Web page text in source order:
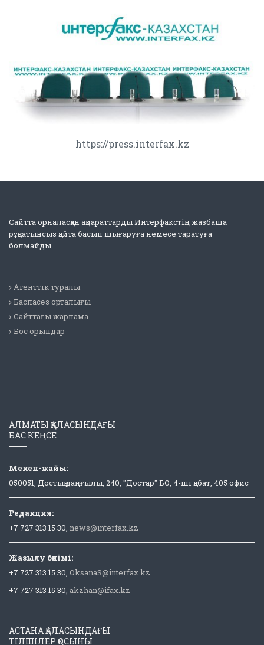
https://press.interfax.kz
Сайтта орналасқан ақпараттарды Интерфакстің жазбаша
рұқсатынсыз қайта басып шығаруға немесе таратуға
болмайды.
Агенттік туралы
Баспасөз орталығы
Сайттағы жарнама
Бос орындар
АЛМАТЫ ҚАЛАСЫНДАҒЫ
БАС КЕҢСЕ
Мекен-жайы:
050051, Достық даңғылы, 240, "Достар" БО, 4-ші қабат, 405 офис
Редакция:
+7 727 313 15 30, news@interfax.kz
Жазылу бөлімі:
+7 727 313 15 30, OksanaS@interfax.kz
+7 727 313 15 30, akzhan@ifax.kz
АСТАНА ҚАЛАСЫНДАҒЫ
ТІЛШІЛЕР ҚОСЫНЫ